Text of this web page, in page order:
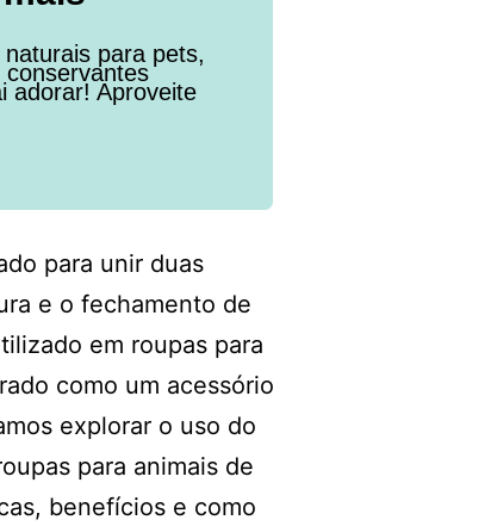
para pets,
adorar! Aproveite
para unir duas
e o fechamento de
em roupas para
como um acessório
explorar o uso do
para animais de
benefícios e como